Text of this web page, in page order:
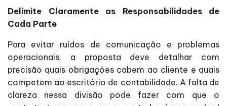
Delimite Claramente as Responsabilidades de
Cada Parte
Para evitar ruídos de comunicação e problemas
operacionais, a proposta deve detalhar com
precisão quais obrigações cabem ao cliente e quais
competem ao escritório de contabilidade. A falta de
clareza nessa divisão pode fazer com que o